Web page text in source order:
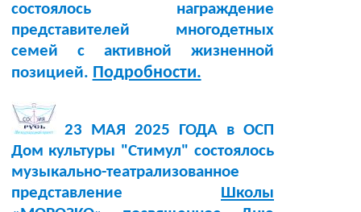
состоялось награждение
представителей многодетных
семей с активной жизненной
позицией. Подробности.
23 МАЯ 2025 ГОДА в ОСП
Дом культуры "Стимул" состоялось
музыкально-театрализованное
представление Школы